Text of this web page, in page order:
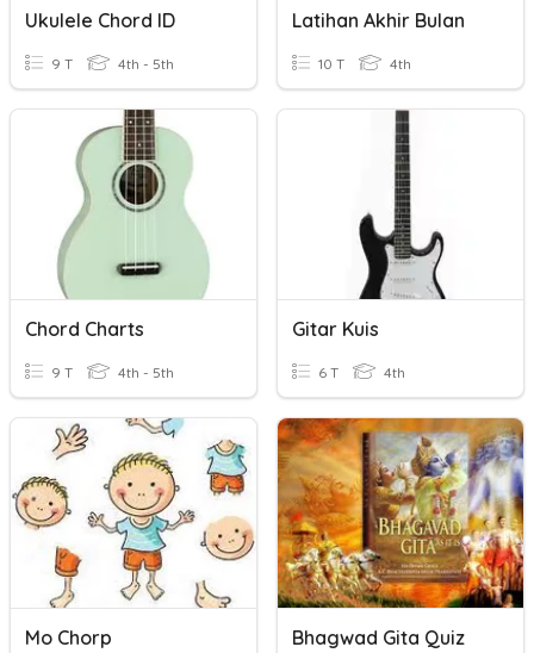
Ukulele Chord ID
9 T 4th - 5th
Latihan Akhir Bulan
10 T 4th
Chord Charts
9 T 4th - 5th
Gitar Kuis
6 T 4th
Mo Chorp Bhagwad Gita Quiz